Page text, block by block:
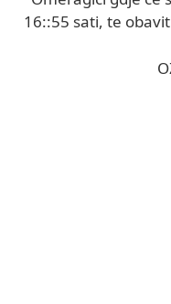
16::55 sati, te